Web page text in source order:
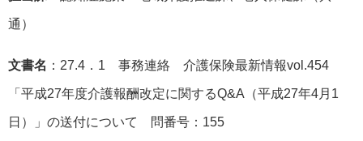
通）
文書名 ：27.4．1 事務連絡 介護保険最新情報vol.454
「平成27年度介護報酬改定に関するQ&A（平成27年4月1
日）」の送付について 問番号：155